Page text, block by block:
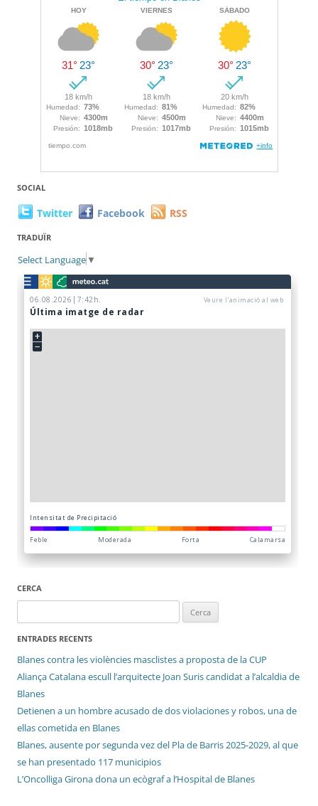
SOCIAL
Twitter Facebook RSS
TRADUÏR
Select Language ▼
CERCA
ENTRADES RECENTS
Blanes contra les violències masclistes a proposta de la CUP
Aliança Catalana escull l’arquitecte Joan Suris candidat a l’alcaldia de
Blanes
Detienen a un hombre acusado de dos violaciones y robos, una de
ellas cometida en Blanes
Blanes, ausente por segunda vez del Pla de Barris 2025-2029, al que
se han presentado 117 municipios
L’Oncolliga Girona dona un ecògraf a l’Hospital de Blanes